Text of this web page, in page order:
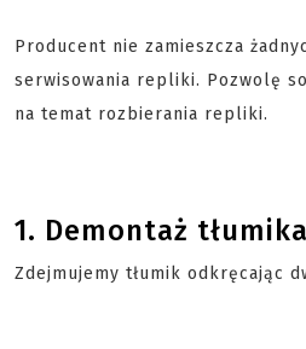
Producent nie zamieszcza
serwisowania repliki. Pozwolę
na temat rozbierania repliki.
1. Demontaż tłumika
Zdejmujemy tłumik odkręcając